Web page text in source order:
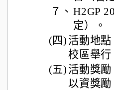
７、 H2GP
定）。
(四) 活動地
校區舉
(五) 活動獎
以資獎